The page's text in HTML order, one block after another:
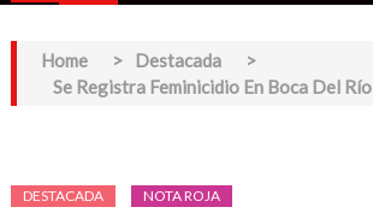
Home > Destacada
>
Se Registra Feminicidio En Boca Del Río
DESTACADA NOTA ROJA